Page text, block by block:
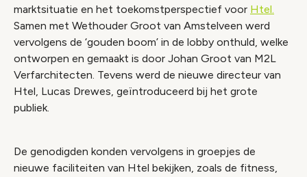
marktsituatie en het toekomstperspectief voor Htel.
Samen met Wethouder Groot van Amstelveen werd
vervolgens de ‘gouden boom’ in de lobby onthuld, welke
ontworpen en gemaakt is door Johan Groot van M2L
Verfarchitecten. Tevens werd de nieuwe directeur van
Htel, Lucas Drewes, geïntroduceerd bij het grote
publiek.
De genodigden konden vervolgens in groepjes de
nieuwe faciliteiten van Htel bekijken, zoals de fitness,